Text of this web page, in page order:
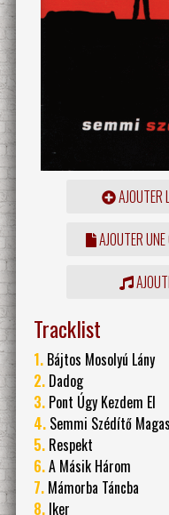
AJOUTER
AJOUTER
Tracklist
1. Bájtos Mosolyú Lány
2. Dadog
3. Pont Úgy Kezdem El
4. Semmi Szédítő
5. Respekt
6.A Másik Három
7. Mámorba Táncba
8. Iker